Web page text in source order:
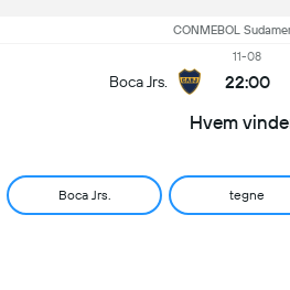
CONMEBOL
Boca Jrs.
11-08
22:00
Hvem
Boca Jrs. tegne